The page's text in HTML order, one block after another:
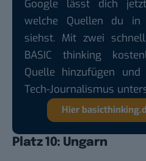
Google lässt dich
welche Quellen du in
siehst. Mit zwei
BASIC thinking
Quelle hinzufügen und
Tech-Journalismus
Hier
Platz 10: Ungarn